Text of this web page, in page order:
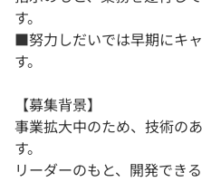
す。
■努力しだいでは早期にキ
す。
【募集背景】
事業拡大中のため、技術の
す。
リーダーのもと、開発でき